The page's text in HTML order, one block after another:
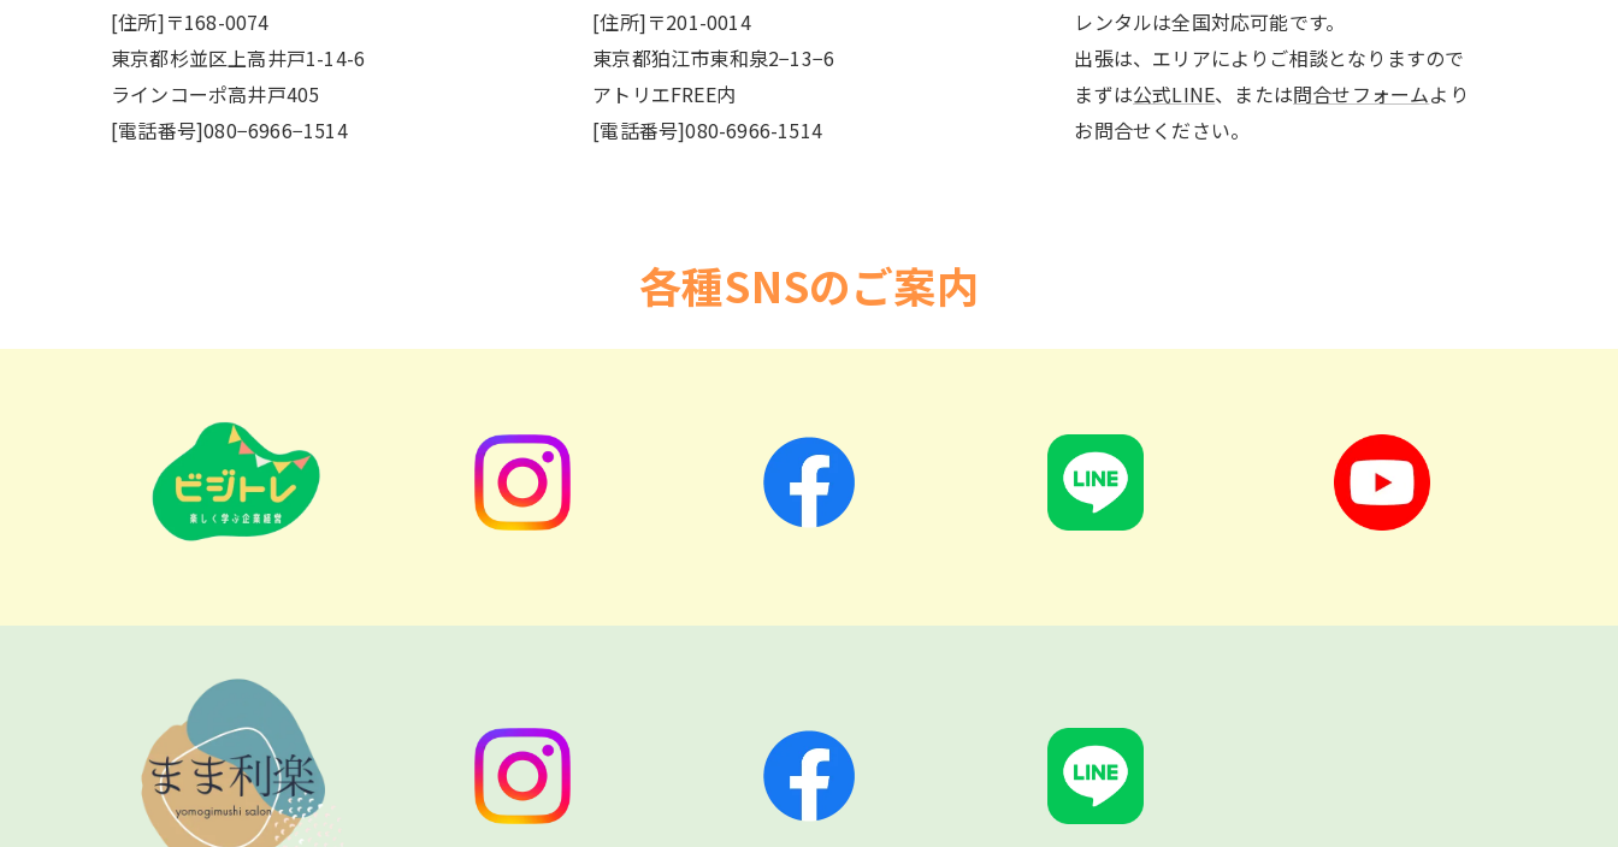
[住所]〒168-0074
東京都杉並区上高井戸1-14-6
ラインコーポ高井戸405
[電話番号]080−6966−1514
[住所]〒201-0014
東京都狛江市東和泉2−13−6
アトリエFREE内
[電話番号]080-6966-1514
レンタルは全国対応可能です。
出張は、エリアによりご相談となりますので
まずは公式LINE、または問合せフォームより
お問合せください。
各種SNSのご案内